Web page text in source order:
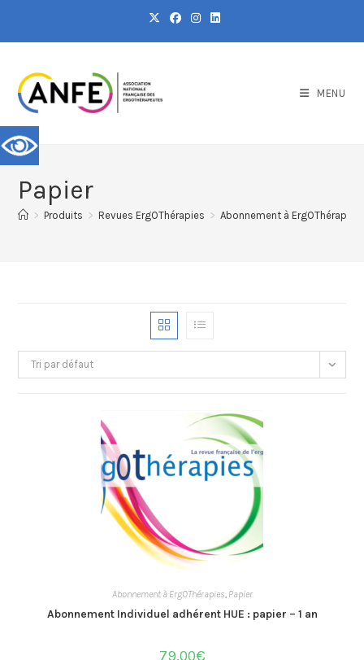
MENU
Papier
> Produits > Revues ErgOThérapies > Abonnement à ErgOThérapies
Tri par défaut
Abonnement à ErgOThérapies, Papier
Abonnement Individuel adhérent HUE : papier – 1 an
79.00€